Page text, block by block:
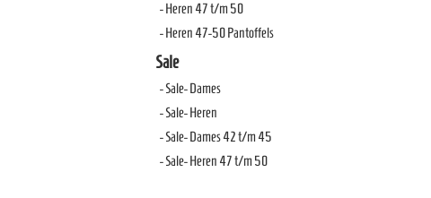
- Heren 47 t/m 50
- Heren 47-50 Pantoffels
Sale
- Sale- Dames
- Sale- Heren
- Sale- Dames 42 t/m 45
- Sale- Heren 47 t/m 50